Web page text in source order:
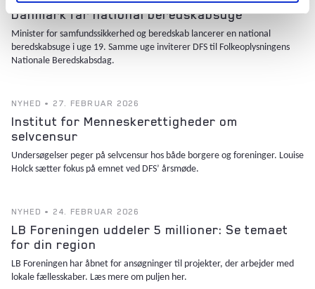
Danmark får national beredskabsuge
Minister for samfundssikkerhed og beredskab lancerer en national
beredskabsuge i uge 19. Samme uge inviterer DFS til Folkeoplysningens
Nationale Beredskabsdag.
NYHED • 27. FEBRUAR 2026
Institut for Menneskerettigheder om
selvcensur
Undersøgelser peger på selvcensur hos både borgere og foreninger. Louise
Holck sætter fokus på emnet ved DFS’ årsmøde.
NYHED • 24. FEBRUAR 2026
LB Foreningen uddeler 5 millioner: Se temaet
for din region
LB Foreningen har åbnet for ansøgninger til projekter, der arbejder med
lokale fællesskaber. Læs mere om puljen her.